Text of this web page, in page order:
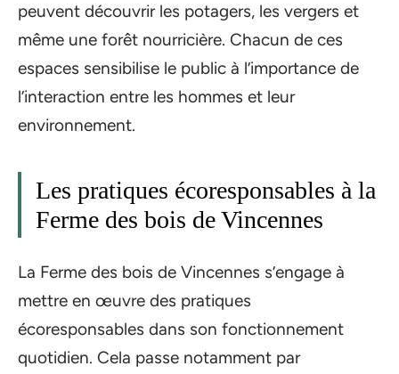
peuvent découvrir les potagers, les vergers et
même une forêt nourricière. Chacun de ces
espaces sensibilise le public à l’importance de
l’interaction entre les hommes et leur
environnement.
Les pratiques écoresponsables à la
Ferme des bois de Vincennes
La Ferme des bois de Vincennes s’engage à
mettre en œuvre des pratiques
écoresponsables dans son fonctionnement
quotidien. Cela passe notamment par